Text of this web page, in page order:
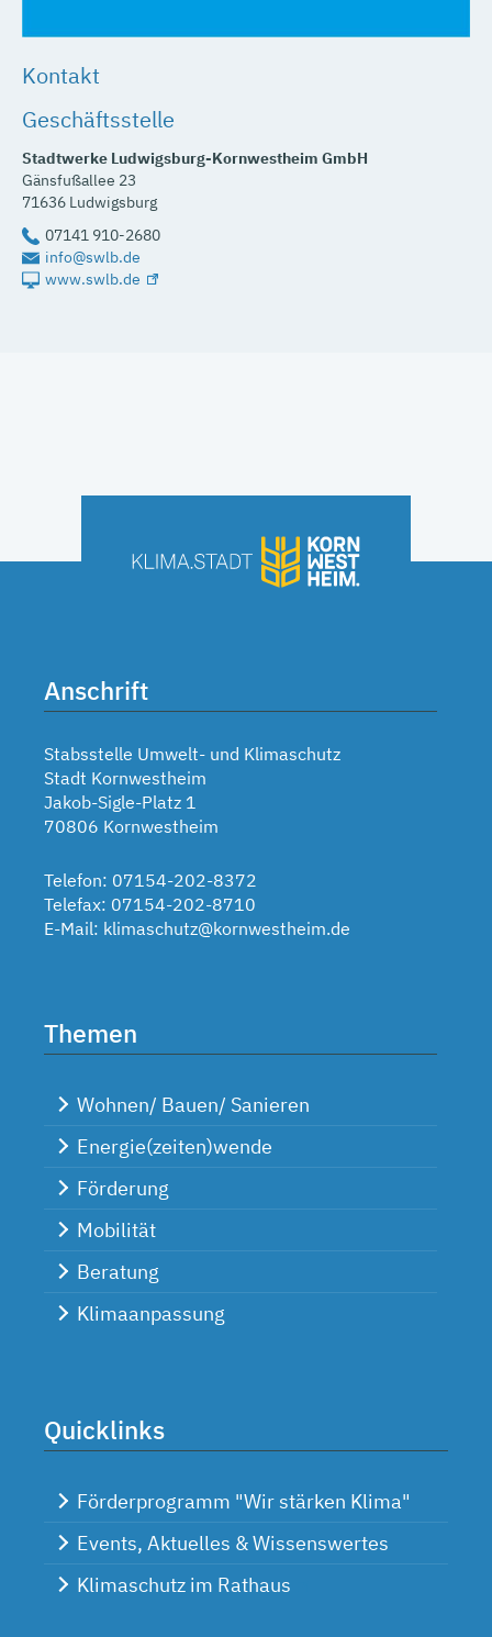
Kontakt
Geschäftsstelle
Stadtwerke Ludwigsburg-Kornwestheim GmbH
Gänsfußallee 23
71636 Ludwigsburg
www.swlb.de
info@swlb.de
07141 910-2680
Anschrift
Stabsstelle Umwelt- und Klimaschutz
Stadt Kornwestheim
Jakob-Sigle-Platz 1
70806 Kornwestheim
Telefon: 07154-202-8372
Telefax: 07154-202-8710
E-Mail: klimaschutz@kornwestheim.de
Themen
Wohnen/ Bauen/ Sanieren
Energie(zeiten)wende
Förderung
Mobilität
Beratung
Klimaanpassung
Quicklinks
Förderprogramm "Wir stärken Klima"
Events, Aktuelles & Wissenswertes
Klimaschutz im Rathaus